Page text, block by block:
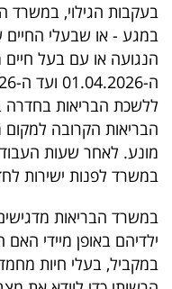
פודקאסט
40
UNDER
40
שיתופי
פעולה
בעקבות הגילוי, במשרד
במגע - או שבעלי
הנגועה או עם בעל חיים
הבריאות הקרובה למקום
מונע. לאחר שעות
במשרד לפנות ישירות
במשרד הבריאות
ילדיהם באופן מיידי
במקביל, בעלי חיות